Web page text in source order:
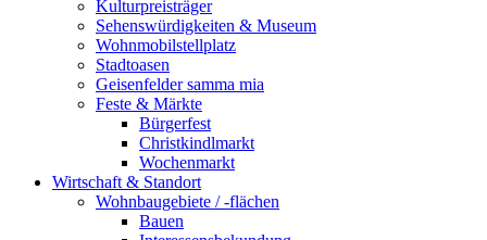
Kulturpreisträger
Sehenswürdigkeiten & Museum
Wohnmobilstellplatz
Stadtoasen
Geisenfelder samma mia
Feste & Märkte
Bürgerfest
Christkindlmarkt
Wochenmarkt
Wirtschaft & Standort
Wohnbaugebiete / -flächen
Bauen